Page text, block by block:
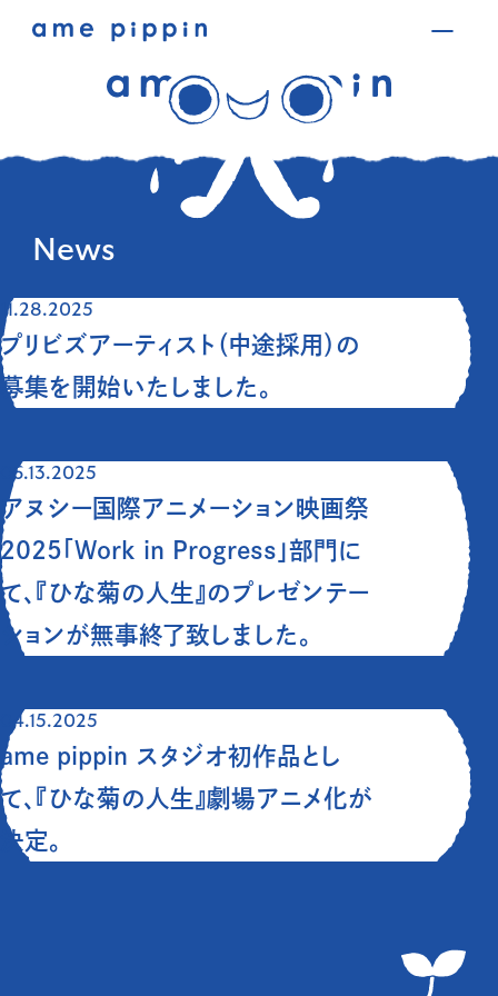
News
11.28.2025
プリビズアーティスト（中途採用）の
募集を開始いたしました。
06.13.2025
アヌシー国際アニメーション映画祭
2025「Work in Progress」部門に
て、『ひな菊の人生』のプレゼンテー
ションが無事終了致しました。
04.15.2025
ame pippin スタジオ初作品とし
て、『ひな菊の人生』劇場アニメ化が
決定。